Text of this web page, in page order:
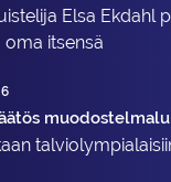
Elsa Ekdahl
itsensä